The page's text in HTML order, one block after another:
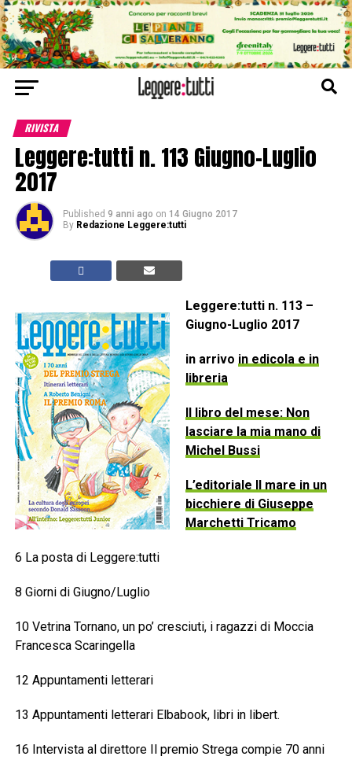
RIVISTA
Leggere:tutti n. 113 Giugno-Luglio
2017
Published 9 anni ago on 14 Giugno 2017
By Redazione Leggere:tutti
Leggere:tutti n. 113 –
Giugno-Luglio 2017
in arrivo in edicola e in
libreria
Il libro del mese: Non
lasciare la mia mano di
Michel Bussi
L’editoriale Il mare in un
bicchiere di Giuseppe
Marchetti Tricamo
6 La posta di Leggere:tutti
8 Giorni di Giugno/Luglio
10 Vetrina Tornano, un po’ cresciuti, i ragazzi di Moccia
Francesca Scaringella
12 Appuntamenti letterari
13 Appuntamenti letterari Elbabook, libri in libert.
16 Intervista al direttore Il premio Strega compie 70 anni